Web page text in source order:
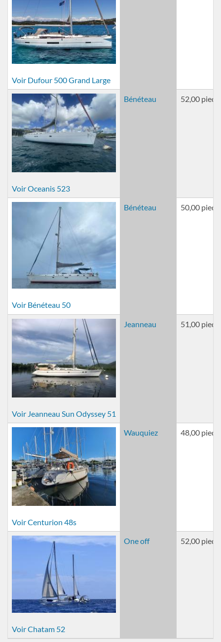
Voir Dufour 500 Grand Large
Voir Oceanis 523
Bénéteau 52,00 pieds
Voir Bénéteau 50
Bénéteau 50,00 pieds
Voir Jeanneau Sun Odyssey 51
Jeanneau 51,00 pieds
Voir Centurion 48s
Wauquiez 48,00 pieds
Voir Chatam 52
One off 52,00 pieds